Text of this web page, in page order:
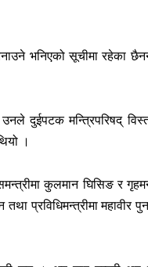
भनिएको सूचीमा रहेका
दुईपटक मन्त्रिपरिषद्
।
कुलमान घिसिङ र
प्रविधिमन्त्रीमा महावीर